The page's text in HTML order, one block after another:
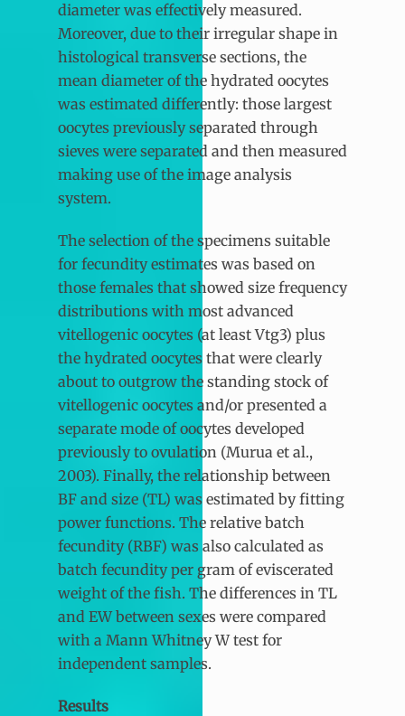
diameter was effectively measured.
Moreover, due to their irregular shape in
histological transverse sections, the
mean diameter of the hydrated oocytes
was estimated differently: those largest
oocytes previously separated through
sieves were separated and then measured
making use of the image analysis
system.
The selection of the specimens suitable
for fecundity estimates was based on
those females that showed size frequency
distributions with most advanced
vitellogenic oocytes (at least Vtg3) plus
the hydrated oocytes that were clearly
about to outgrow the standing stock of
vitellogenic oocytes and/or presented a
separate mode of oocytes developed
previously to ovulation (Murua et al.,
2003). Finally, the relationship between
BF and size (TL) was estimated by fitting
power functions. The relative batch
fecundity (RBF) was also calculated as
batch fecundity per gram of eviscerated
weight of the fish. The differences in TL
and EW between sexes were compared
with a Mann Whitney W test for
independent samples.
Results